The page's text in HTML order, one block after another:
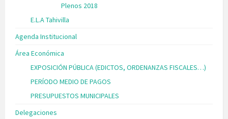
Plenos 2018
E.L.A Tahivilla
Agenda Institucional
Área Económica
EXPOSICIÓN PÚBLICA (EDICTOS, ORDENANZAS FISCALES…)
PERÍODO MEDIO DE PAGOS
PRESUPUESTOS MUNICIPALES
Delegaciones